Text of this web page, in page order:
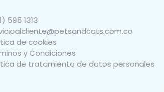
595 1313
de cookies
y Condiciones
de tratamiento de datos personales